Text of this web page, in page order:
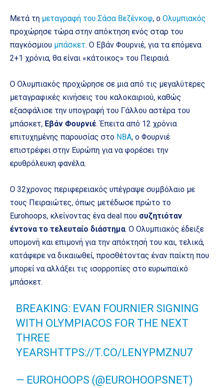
Μετά τη μεταγραφή του Σάσα Βεζένκοφ, ο Ολυμπιακός
προχώρησε τώρα στην απόκτηση ενός σταρ του
παγκόσμιου μπάσκετ. Ο Εβάν Φουρνιέ, για τα επόμενα
2+1 χρόνια, θα είναι «κάτοικος» του Πειραιά.
Ο Ολυμπιακός προχώρησε σε μια από τις μεγαλύτερες
μεταγραφικές κινήσεις του καλοκαιριού, καθώς
εξασφάλισε την υπογραφή του Γάλλου αστέρα του
μπάσκετ, Εβάν Φουρνιέ. Έπειτα από 12 χρόνια
επιτυχημένης παρουσίας στο NBA, ο Φουρνιέ
επιστρέφει στην Ευρώπη για να φορέσει την
ερυθρόλευκη φανέλα.
Ο 32χρονος περιφερειακός υπέγραψε συμβόλαιο με
τους Πειραιώτες, όπως μετέδωσε πρώτο το
Eurohoops, κλείνοντας ένα deal που συζητιόταν
έντονα το τελευταίο διάστημα. Ο Ολυμπιακός έδειξε
υπομονή και επιμονή για την απόκτησή του και, τελικά,
κατάφερε να δικαιωθεί, προσθέτοντας έναν παίκτη που
μπορεί να αλλάξει τις ισορροπίες στο ευρωπαϊκό
μπάσκετ.
BREAKING: EVAN FOURNIER SIGNING
WITH OLYMPIACOS FOR THE NEXT
THREE
YEARSHTTPS://T.CO/LENYPMZNU7
— EUROHOOPS (@EUROHOOPSNET)